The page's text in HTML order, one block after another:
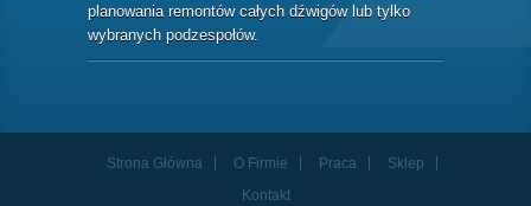
planowania remontów całych dźwigów lub tylko
wybranych podzespołów.
Strona Główna O Firmie Praca
Sklep
Kontakt